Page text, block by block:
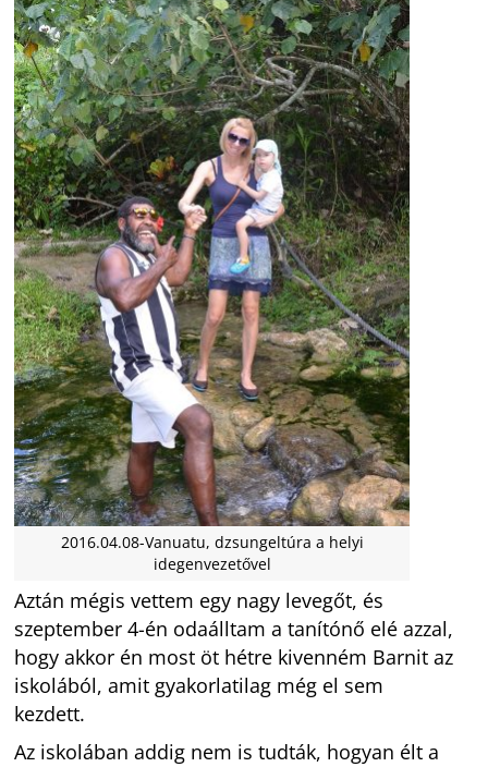
2016.04.08-Vanuatu, dzsungeltúra a helyi
idegenvezetővel
Aztán mégis vettem egy nagy levegőt, és
szeptember 4-én odaálltam a tanítónő elé azzal,
hogy akkor én most öt hétre kivenném Barnit az
iskolából, amit gyakorlatilag még el sem
kezdett.
Az iskolában addig nem is tudták, hogyan élt a